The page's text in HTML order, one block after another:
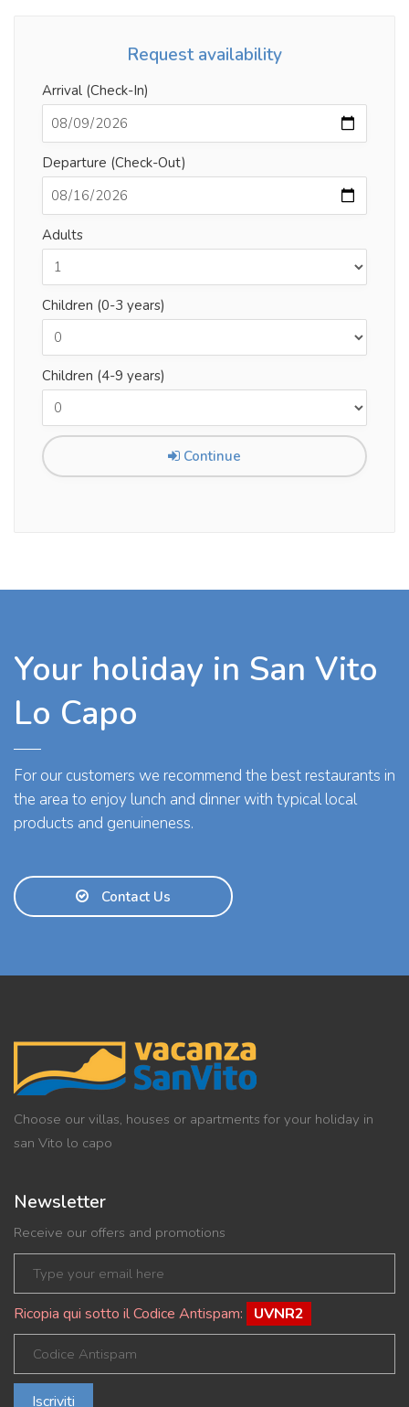
Request availability
Arrival (Check-In)
Departure (Check-Out)
Adults
Children (0-3 years)
Children (4-9 years)
Continue
Your holiday in San Vito
Lo Capo
For our customers we recommend the best restaurants in
the area to enjoy lunch and dinner with typical local
products and genuineness.
Contact Us
Choose our villas, houses or apartments for your holiday in
san Vito lo capo
Newsletter
Receive our offers and promotions
Ricopia qui sotto il Codice Antispam: UVNR2
Iscriviti